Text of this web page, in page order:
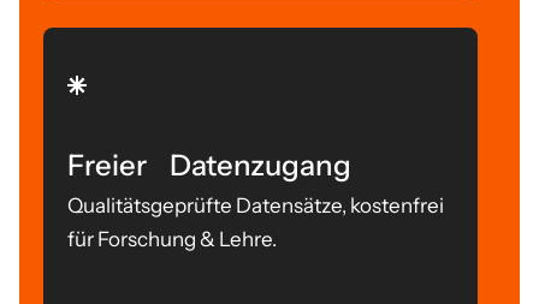
Freier Datenzugang
Qualitätsgeprüfte Datensätze, kostenfrei
für Forschung & Lehre.